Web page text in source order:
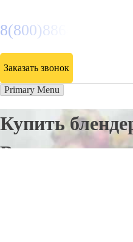
8(800)886486
Заказать звонок
Primary Menu
Купить
Вишере